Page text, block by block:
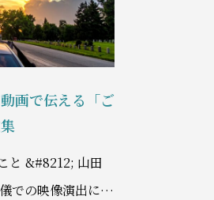
画で伝える「ご
と &#8212; 山田
での映像演出に25